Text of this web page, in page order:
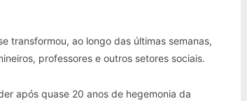
transformou, ao longo das últimas semanas,
professores e outros setores sociais.
após quase 20 anos de hegemonia da